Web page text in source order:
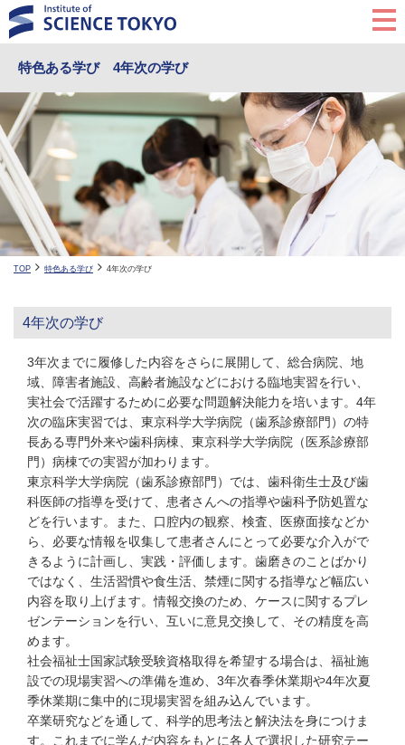
特色ある学び 4年次の学び
TOP 特色ある学び 4年次の学び
4年次の学び
3年次までに履修した内容をさらに展開して、総合病院、地
域、障害者施設、高齢者施設などにおける臨地実習を行い、
実社会で活躍するために必要な問題解決能力を培います。4年
次の臨床実習では、東京科学大学病院（歯系診療部門）の特
長ある専門外来や歯科病棟、東京科学大学病院（医系診療部
門）病棟での実習が加わります。
東京科学大学病院（歯系診療部門）では、歯科衛生士及び歯
科医師の指導を受けて、患者さんへの指導や歯科予防処置な
どを行います。また、口腔内の観察、検査、医療面接などか
ら、必要な情報を収集して患者さんにとって必要な介入がで
きるように計画し、実践・評価します。歯磨きのことばかり
ではなく、生活習慣や食生活、禁煙に関する指導など幅広い
内容を取り上げます。情報交換のため、ケースに関するプレ
ゼンテーションを行い、互いに意見交換して、その精度を高
めます。
社会福祉士国家試験受験資格取得を希望する場合は、福祉施
設での現場実習への準備を進め、3年次春季休業期や4年次夏
季休業期に集中的に現場実習を組み込んでいます。
卒業研究などを通して、科学的思考法と解決法を身につけま
す。これまでに学んだ内容をもとに各人で選択した研究テー